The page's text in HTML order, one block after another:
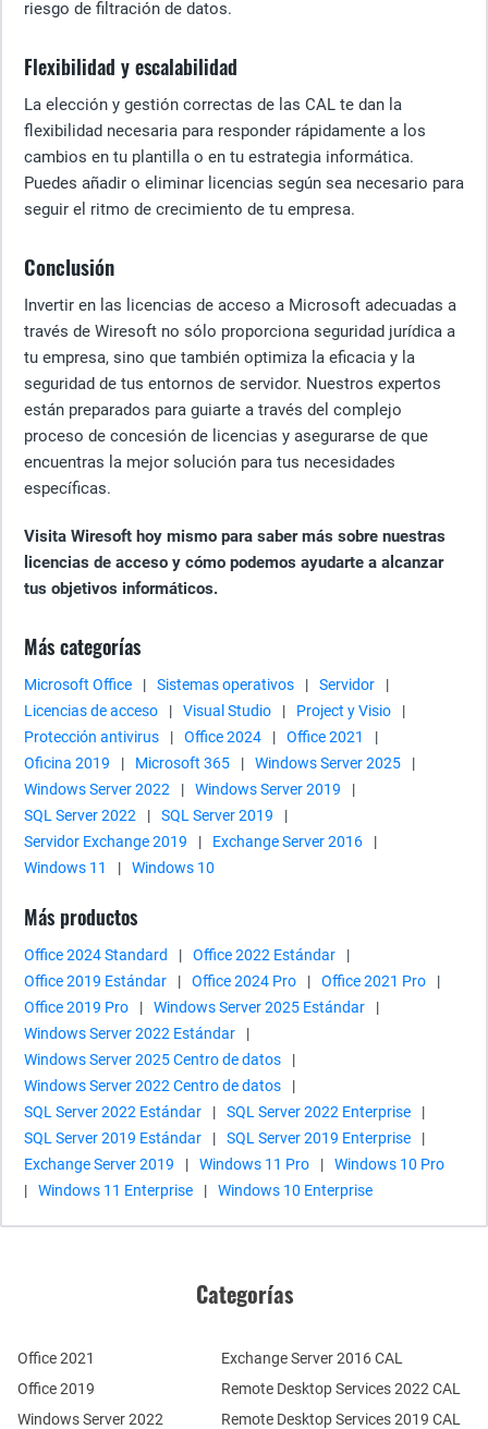
riesgo de filtración de datos.
Flexibilidad y escalabilidad
La elección y gestión correctas de las CAL te dan la
flexibilidad necesaria para responder rápidamente a los
cambios en tu plantilla o en tu estrategia informática.
Puedes añadir o eliminar licencias según sea necesario para
seguir el ritmo de crecimiento de tu empresa.
Conclusión
Invertir en las licencias de acceso a Microsoft adecuadas a
través de Wiresoft no sólo proporciona seguridad jurídica a
tu empresa, sino que también optimiza la eficacia y la
seguridad de tus entornos de servidor. Nuestros expertos
están preparados para guiarte a través del complejo
proceso de concesión de licencias y asegurarse de que
encuentras la mejor solución para tus necesidades
específicas.
Visita Wiresoft hoy mismo para saber más sobre nuestras
licencias de acceso y cómo podemos ayudarte a alcanzar
tus objetivos informáticos.
Más categorías
Microsoft Office | Sistemas operativos | Servidor
|
Licencias de acceso
| Visual Studio | Project y Visio
|
Protección antivirus
| Office 2024 | Office 2021
|
Oficina 2019
| Microsoft 365 | Windows Server 2025
|
Windows Server 2022
| Windows Server 2019
|
SQL Server 2022
| SQL Server 2019
|
Servidor Exchange 2019
| Exchange Server 2016
|
Windows 11
| Windows 10
Más productos
Office 2024 Standard | Office 2022 Estándar
|
Office 2019 Estándar
| Office 2024 Pro | Office 2021 Pro
|
Office 2019 Pro
| Windows Server 2025 Estándar
|
Windows Server 2022 Estándar
|
Windows Server 2025 Centro de datos
|
Windows Server 2022 Centro de datos
|
SQL Server 2022 Estándar
| SQL Server 2022 Enterprise
|
SQL Server 2019 Estándar
| SQL Server 2019 Enterprise
|
Exchange Server 2019
| Windows 11 Pro |
Windows 10 Pro
|
Windows 11 Enterprise | Windows 10 Enterprise
Categorías
Office 2021
Office 2019
Windows Server 2022
Remote Desktop Services 2022 CAL
Remote Desktop Services 2019 CAL
Exchange Server 2016 CAL